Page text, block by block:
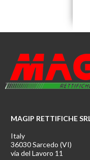
MAGIP RETTIFICHE
Italy
36030 Sarcedo (VI)
via del Lavoro 11